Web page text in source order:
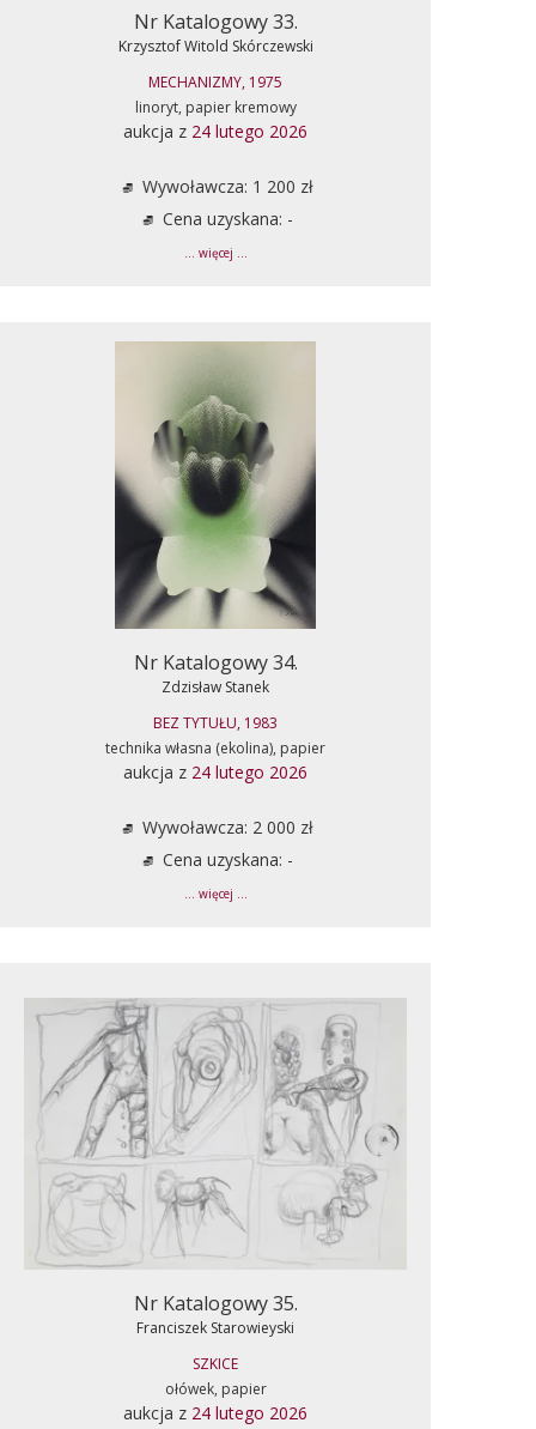
Nr Katalogowy 33.
Krzysztof Witold Skórczewski
MECHANIZMY, 1975
linoryt, papier kremowy
aukcja z 24 lutego 2026
Wywoławcza: 1 200 zł
Cena uzyskana: -
... więcej ...
Nr Katalogowy 34.
Zdzisław Stanek
BEZ TYTUŁU, 1983
technika własna (ekolina), papier
aukcja z 24 lutego 2026
Wywoławcza: 2 000 zł
Cena uzyskana: -
... więcej ...
Nr Katalogowy 35.
Franciszek Starowieyski
SZKICE
ołówek, papier
aukcja z 24 lutego 2026